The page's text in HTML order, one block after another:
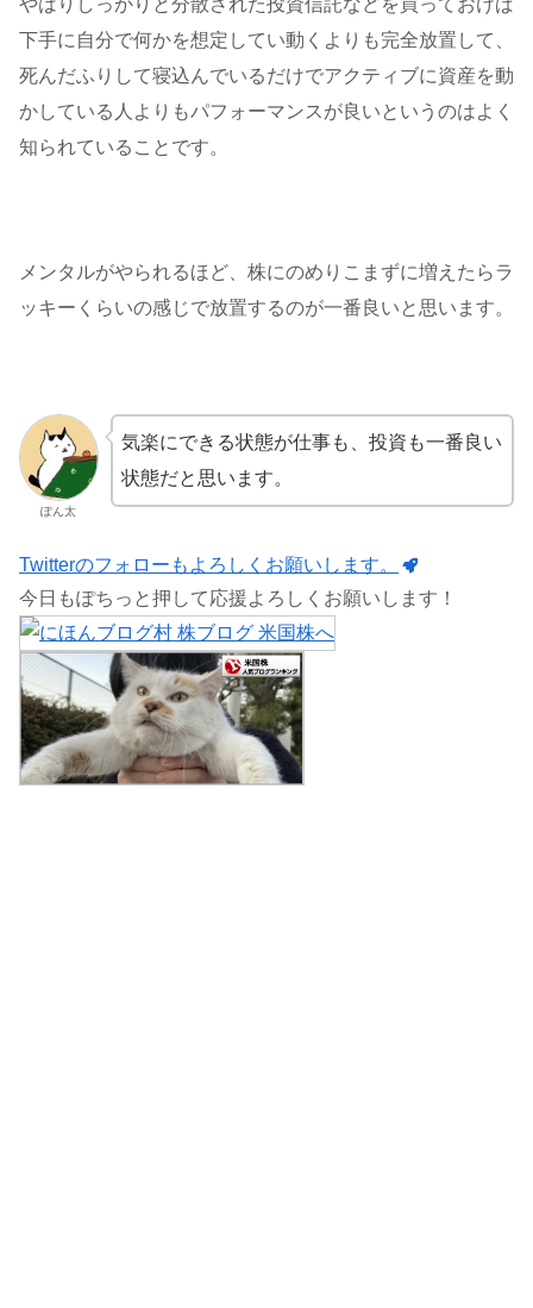
下手に自分で何かを想定してい動くよりも完全放置して、
死んだふりして寝込んでいるだけでアクティブに資産を動
かしている人よりもパフォーマンスが良いというのはよく
知られていることです。
メンタルがやられるほど、株にのめりこまずに増えたらラ
ッキーくらいの感じで放置するのが一番良いと思います。
ぽん太
気楽にできる状態が仕事も、投資も一番良い
状態だと思います。
Twitterのフォローもよろしくお願いします。
今日もぽちっと押して応援よろしくお願いします！